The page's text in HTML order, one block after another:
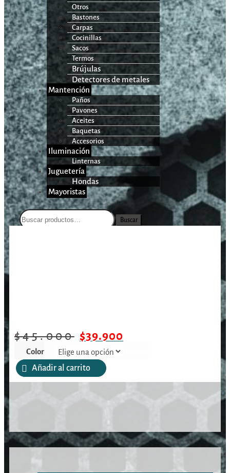
Otros
Bastones
Carpas
Cocinillas
Sacos
Termos
Brújulas
Detectores de metales
Mantención
Paños
Pavones
Aceites
Baquetas
Accesorios
Iluminación
Linternas
Juguetería
Hondas
Mayoristas
Buscar
$45.000 $39.900
Color
Añadir al carrito